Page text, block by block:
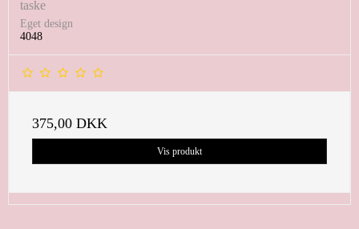
taske
Eget design
4048
375,00 DKK
Vis produkt